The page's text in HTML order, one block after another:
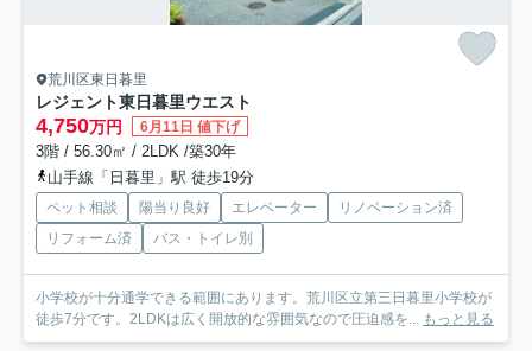
荒川区東日暮里
レジェント東日暮里ウエスト
4,750万円 6月11日 値下げ
3階 / 56.30㎡ / 2LDK /築30年
山手線「日暮里」駅 徒歩19分
ペット相談 陽当り良好 エレベーター
リノベーション済
リフォーム済
バス・トイレ別
小学校が十分通学できる範囲にあります。荒川区立第三日暮里小学校が
徒歩7分です。2LDKは広く開放的な雰囲気なので圧迫感を... もっと見る